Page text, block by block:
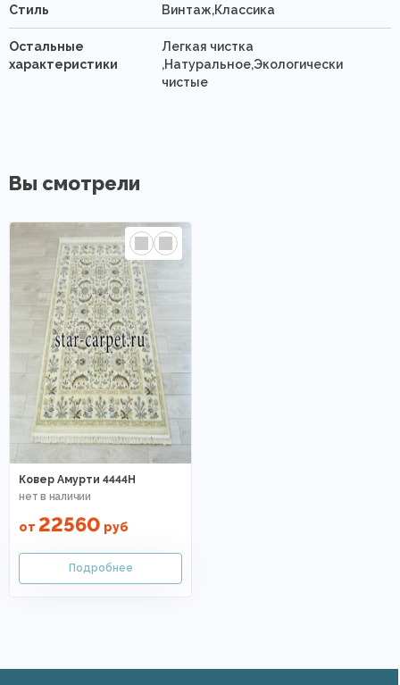
Стиль Винтаж,Классика
Остальные
характеристики
Легкая чистка
,Натуральное,Экологически
чистые
Вы смотрели
Ковер Амурти 4444Н
от 22560 руб